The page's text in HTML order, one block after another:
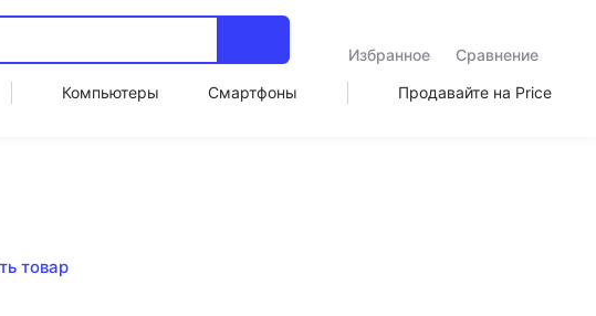
Избранное
Сравнение
Компьютеры Смартфоны Продавайте на Price
товар